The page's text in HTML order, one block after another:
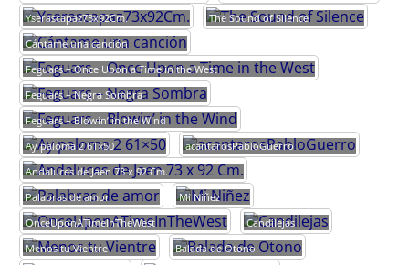
Yserascapaz73x92Cm.
The Sound of Silence
Cántame una canción
Feguars – Once Upon a Time in the West
Feguars – Negra Sombra
Feguars – Blowin’ in the Wind
Ay paloma 2 61×50
acantarosPabloGuerro
Andaluces de Jaen 73 x 92 Cm.
Palabras de amor
Mi Niñez
OnceUponATimeInTheWest
Candilejas
Menos tu Vientre
Balada de Otono